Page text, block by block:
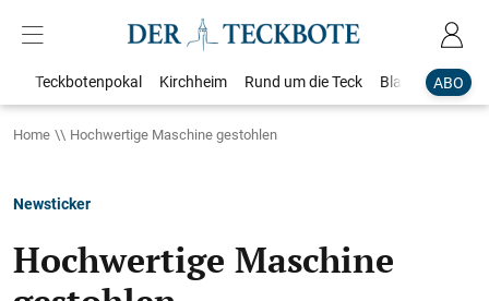
ABO
Teckbotenpokal Kirchheim Rund um die Teck Blaulicht
Home Hochwertige Maschine gestohlen
Newsticker
Hochwertige Maschine